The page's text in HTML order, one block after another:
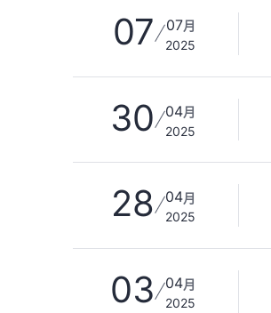
2025
07月
07
2025
04月
30
2025
04月
28
2025
04月
03